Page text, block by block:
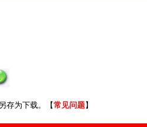
存为下载。【常见问题】